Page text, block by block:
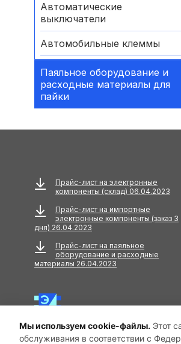
Мы используем cookie-файлы. Этот
обслуживания в соответствии с
Автоматические
выключатели
Автомобильные клеммы
Аккумуляторные батареи
Аксессуары
КОМПОНЕНТЫ
Амортизаторы
Анкера
АНТЕННЫ
Антенны GPS
Антенны WiFi
Антенны ТВ
Паяльное оборудование и
расходные материалы для
пайки
Прайс-лист на электронные
компоненты (склад) 06.04.2023
Прайс-лист на импортные
электронные компоненты (заказ 3
дня) 26.04.2023
Прайс-лист на паяльное
оборудование и расходные
материалы 26.04.2023